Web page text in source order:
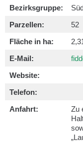
Bezirksgruppe:
Parzellen:
52
Fläche in ha:
E-Mail:
Website:
Telefon:
Anfahrt:
Zu